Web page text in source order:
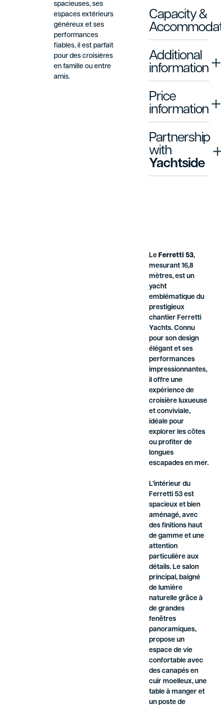
spacieuses, ses
espaces extérieurs
généreux et ses
performances
fiables, il est parfait
pour des croisières
en famille ou entre
amis.
Capacity &
Additional
information
Price
information
Partnership
with
Yachtside
LeFerretti 53,
mesurant 16,8
mètres, est un
yacht
emblématique du
prestigieux
chantier Ferretti
Yachts. Connu
pour son design
élégant et ses
performances
impressionnantes,
il offre une
expérience de
croisière luxueuse
et conviviale,
idéale pour
explorer les côtes
ou profiter de
longues
escapades en mer.
L’intérieur du
Ferretti 53 est
spacieux et bien
aménagé, avec
des finitions haut
de gamme et une
attention
particulière aux
détails. Le salon
principal, baigné
de lumière
naturelle grâce à
de grandes
fenêtres
panoramiques,
propose un
espace de vie
confortable avec
des canapés en
cuir moelleux, une
table à manger et
un poste de